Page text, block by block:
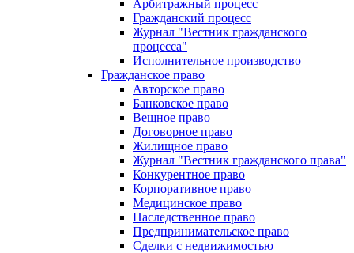
Арбитражный процесс
Гражданский процесс
Журнал "Вестник гражданского
процесса"
Исполнительное производство
Гражданское право
Авторское право
Банковское право
Вещное право
Договорное право
Жилищное право
Журнал "Вестник гражданского права"
Конкурентное право
Корпоративное право
Медицинское право
Наследственное право
Предпринимательское право
Сделки с недвижимостью